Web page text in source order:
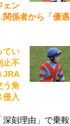
ェン
係者から「優遇
てい
止不
JRA
う角
侵入
深刻理由」で乗鞍